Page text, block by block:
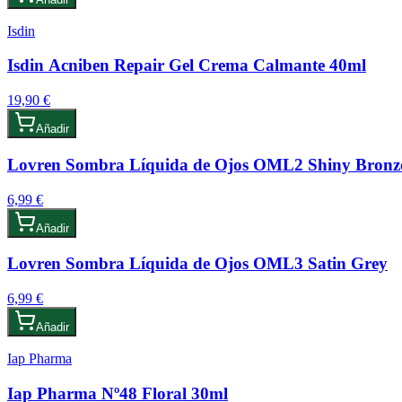
Isdin
Isdin Acniben Repair Gel Crema Calmante 40ml
19,90 €
Añadir
Lovren Sombra Líquida de Ojos OML2 Shiny
6,99 €
Añadir
Lovren Sombra Líquida de Ojos OML3 Satin Grey
6,99 €
Añadir
Iap Pharma
Iap Pharma Nº48 Floral 30ml